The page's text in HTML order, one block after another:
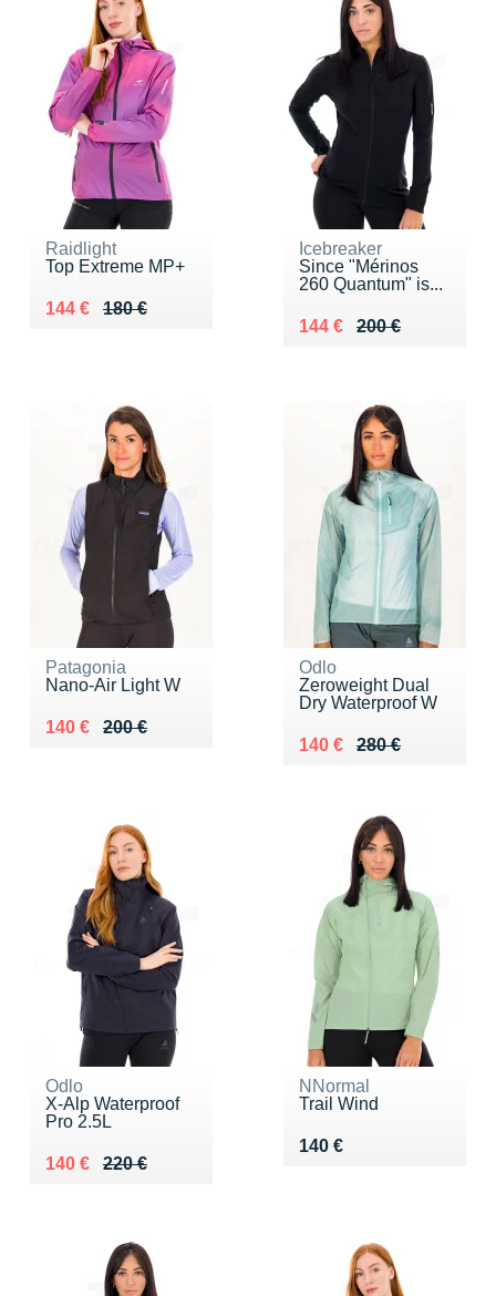
Raidlight
Top Extreme MP+
180 €
Au lieu de 180 €
144 €
Vendu 144 €
Icebreaker
Since "Mérinos
260 Quantum" is...
200 €
Au lieu de 200 €
144 €
Vendu 144 €
Patagonia
Nano-Air Light W
200 €
Au lieu de 200 €
140 €
Vendu 140 €
Odlo
Zeroweight Dual
Dry Waterproof W
280 €
Au lieu de 280 €
140 €
Vendu 140 €
Odlo
X-Alp Waterproof
Pro 2.5L
220 €
Au lieu de 220 €
140 €
Vendu 140 €
NNormal
Trail Wind
140 €
Vendu 140 €